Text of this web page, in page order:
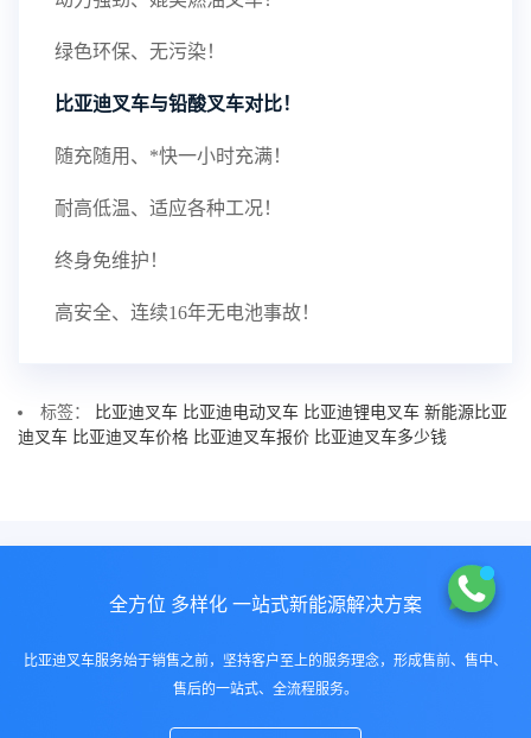
绿色环保、无污染！
比亚迪叉车与铅酸叉车对比！
随充随用、*快一小时充满！
耐高低温、适应各种工况！
终身免维护！
高安全、连续16年无电池事故！
标签： 比亚迪叉车 比亚迪电动叉车 比亚迪锂电叉车 新能源比亚
迪叉车 比亚迪叉车价格 比亚迪叉车报价 比亚迪叉车多少钱
全方位 多样化 一站式新能源解决方案
比亚迪叉车服务始于销售之前，坚持客户至上的服务理念，形成售前、售中、
售后的一站式、全流程服务。